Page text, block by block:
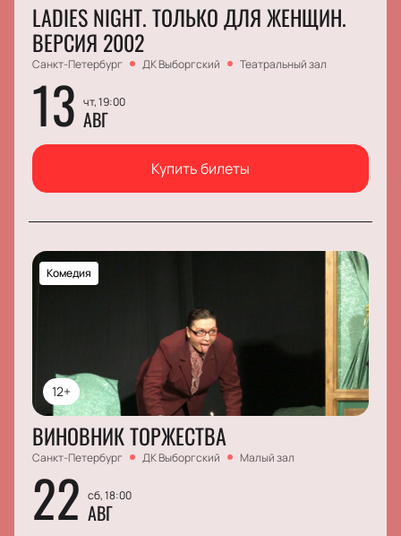
LADIES NIGHT. ТОЛЬКО ДЛЯ ЖЕНЩИН.
ВЕРСИЯ 2002
Санкт-Петербург ДК Выборгский Театральный зал
13 чт, 19:00
АВГ
Купить билеты
12+
Комедия
ВИНОВНИК ТОРЖЕСТВА
Санкт-Петербург ДК Выборгский Малый зал
22 сб, 18:00
АВГ